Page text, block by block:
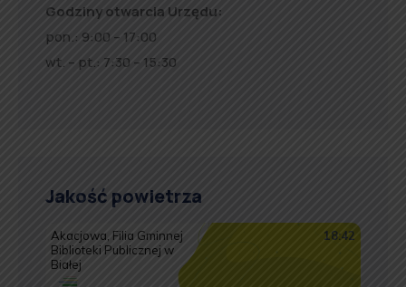
Godziny otwarcia Urzędu:
pon.: 9:00 – 17:00
wt. – pt.: 7:30 – 15:30
Jakość powietrza